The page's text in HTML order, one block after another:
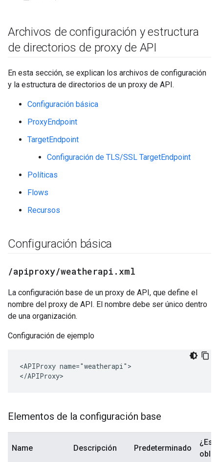
Archivos de configuración y estructura
de directorios de proxy de API
En esta sección, se explican los archivos de configuración
y la estructura de directorios de un proxy de API.
Configuración básica
ProxyEndpoint
TargetEndpoint
Configuración de TLS/SSL TargetEndpoint
Políticas
Flows
Recursos
Configuración básica
/apiproxy/weatherapi . xml
La configuración base de un proxy de API, que define el
nombre del proxy de API. El nombre debe ser único dentro
de una organización.
Configuración de ejemplo
<APIProxy name="weatherapi">
</APIProxy>
Elementos de la configuración base
Name Descripción Predeterminado
¿Es